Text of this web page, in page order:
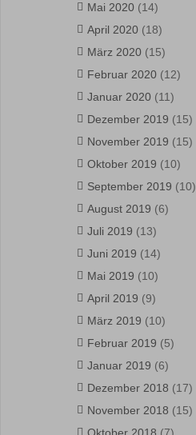
Mai 2020 (14)
April 2020 (18)
März 2020 (15)
Februar 2020 (12)
Januar 2020 (11)
Dezember 2019 (15)
November 2019 (15)
Oktober 2019 (10)
September 2019 (10)
August 2019 (6)
Juli 2019 (13)
Juni 2019 (14)
Mai 2019 (10)
April 2019 (9)
März 2019 (10)
Februar 2019 (5)
Januar 2019 (6)
Dezember 2018 (17)
November 2018 (15)